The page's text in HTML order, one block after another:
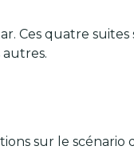
Ces quatre
sur le scénario